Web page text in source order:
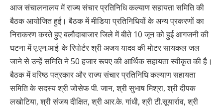
आज संचालनालय में राज्य संचार प्रतिनिधि कल्याण सहायता समिति की
बैठक आयोजित हुई। बैठक में मीडिया प्रतिनिधियों के अन्य प्रकरणों का
निराकरण करते हुए बलौदाबाजार जिले में बीते 10 जून को हुई आगजनी की
घटना में ए.एन.आई. के रिपोर्टर श्री अजय यादव की मोटर सायकल जल
जाने से उन्हें समिति ने 50 हजार रूपए की आर्थिक सहायता स्वीकृत की है।
बैठक में वरिष्ठ पत्रकार और राज्य संचार प्रतिनिधि कल्याण सहायता
समिति के सदस्य श्री जोसेफ पी. जान, श्री सुभाष मिश्रा, श्री दीपक
लखोटिया, श्री संजय दीक्षित, श्री आर.के. गांधी, श्री टी.सूयार्राव, श्री